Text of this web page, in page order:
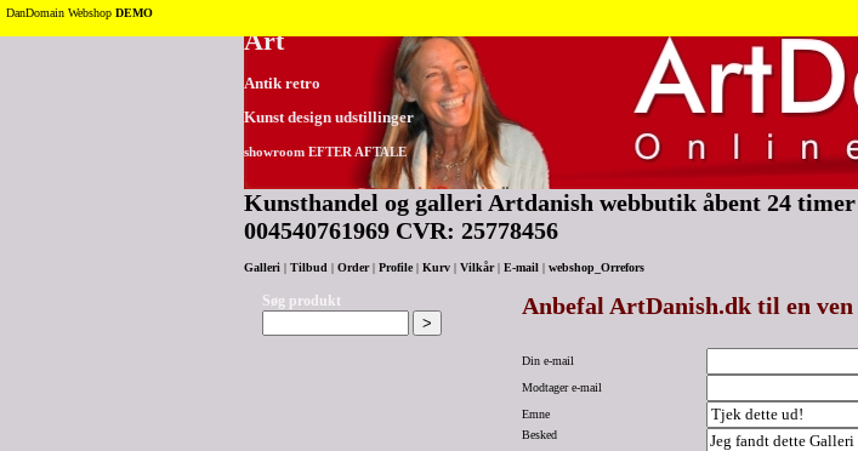
Tilbage til toppen
Art
Antik retro
Kunst design udstillinger
showroom EFTER AFTALE
Kunsthandel og galleri Artdanish webbutik åbent 24
004540761969 CVR: 25778456
Galleri Tilbud Order| Profile| Kurv Vilkår| E-mail webshop_Orrefors
Søg produkt Anbefal ArtDanish.dk til en ven
Din e-mail
Modtager e-mail
Emne
Besked
DanDomain Webshop DEMO